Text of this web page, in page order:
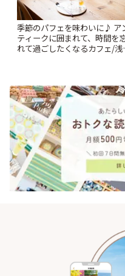
季節のパフェを味わいに♪ ア
ティークに囲まれて、時間を
れて過ごしたくなるカフェ/浅